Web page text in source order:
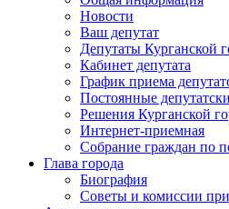
Новости
Ваш депутат
Депутаты Курганской
Кабинет депутата
График приема
Постоянные
Решения Курганской
Интернет-приемная
Собрание граждан по
Глава города
Биография
Советы и комиссии при